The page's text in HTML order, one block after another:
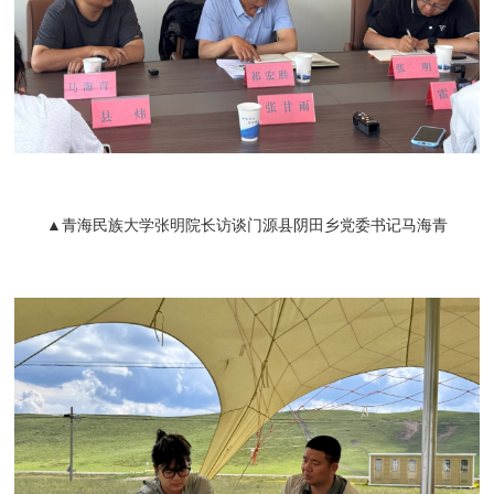
▲青海民族大学张明院长访谈门源县阴田乡党委书记马海青